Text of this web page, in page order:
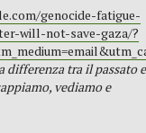
genocide-fatigue-
will-not-save-gaza/?
differenza tra il passato e
vediamo e